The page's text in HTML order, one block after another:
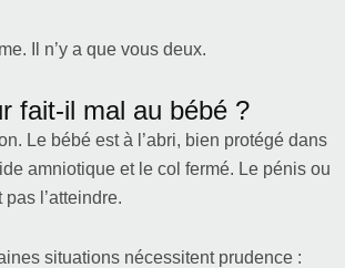
Il n’y a que vous deux.
fait-il mal au bébé ?
Le bébé est à l’abri, bien protégé dans
amniotique et le col fermé. Le pénis ou
l’atteindre.
situations nécessitent prudence :